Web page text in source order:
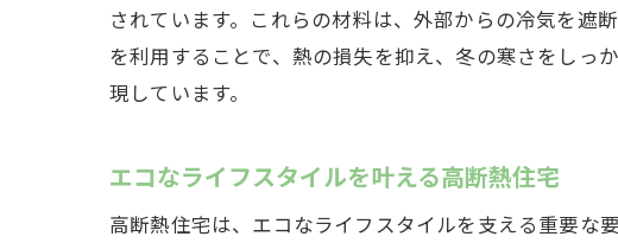
岐阜県
高断熱
高断熱
寒さに負け
されています。これらの材料は、外部からの冷気を遮
を利用することで、熱の損失を抑え、冬の寒さをしっ
現しています。
エコなライフスタイルを叶える高断熱住宅
高断熱住宅は、エコなライフスタイルを支える重要な